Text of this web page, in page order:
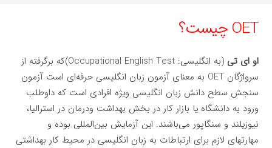
OET چیست؟
او ای تی (به انگلیسی:Occupational English Test)که برگرفته از
سرواژگان OET به معنای آزمون زبان انگلیسی حرفه‌ای است آزمون
سنجش سطح دانش زبان انگلیسی ویژه افرادی است که داوطلب
ورود به دانشگاه یا بازار کار در بخش بهداشت ودرمان در استرالیا،
نیوزیلند و سنگاپور می‌باشند. این آزمایش بین‌المللی بوده و
مهارتهای لازم برای ارتباطات به زبان انگلیسی در محیط کار بهداشتی